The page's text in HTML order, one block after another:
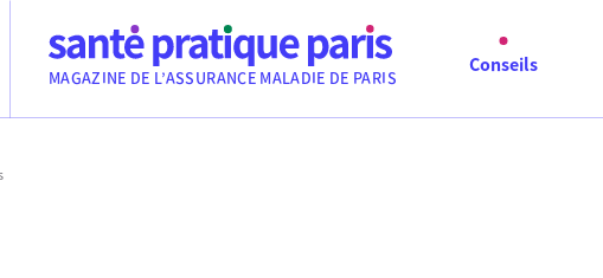
Paris
MAGAZINE DE L’ASSURANCE MALADIE DE PARIS
Conseils